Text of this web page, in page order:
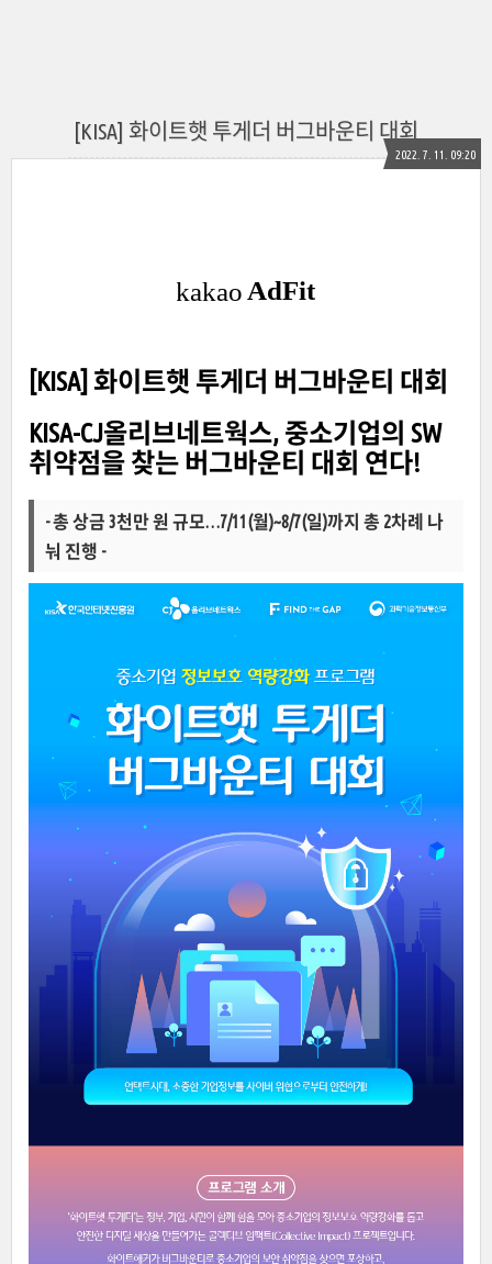
[KISA] 화이트햇 투게더 버그바운티 대회
2022. 7. 11. 09:20
[KISA] 화이트햇 투게더 버그바운티 대회
KISA-CJ올리브네트웍스, 중소기업의 SW
취약점을 찾는 버그바운티 대회 연다!
- 총 상금 3천만 원 규모…7/11(월)~8/7(일)까지 총 2차례 나
눠 진행 -